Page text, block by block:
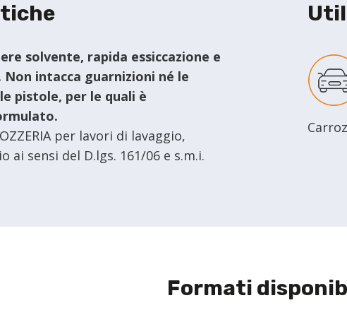
solvente, rapida essiccazione e
Non intacca guarnizioni né le
pistole, per le quali è
per lavori di lavaggio,
ai sensi del D.lgs. 161/06 e s.m.i.
Formati